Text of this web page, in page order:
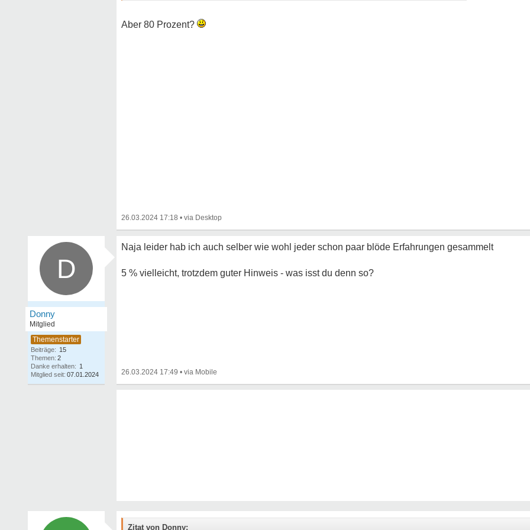
Aber 80 Prozent?
26.03.2024 17:18 •
D
Donny
Mitglied
Beiträge: 15
Themen: 2
Danke erhalten: 1
Mitglied seit: 07.01.2024
Naja leider hab ich auch selber wie wohl jeder schon paar blöde Erfahrungen gesammelt
5 % vielleicht, trotzdem guter Hinweis - was isst du denn so?
26.03.2024 17:49 •
Zitat von Donny: